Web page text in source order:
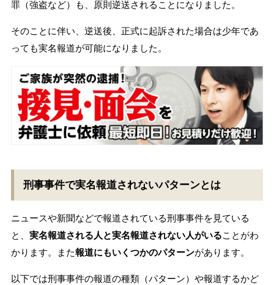
罪（強盗など）も、原則逆送されることになりました。
そのことに伴い、逆送後、正式に起訴された場合は少年であ
っても実名報道が可能になりました。
刑事事件で実名報道されないパターンとは
ニュースや新聞などで報道されている刑事事件を見ている
と、 実名報道される人と実名報道されない人がいることがわ
かります。また報道にもいくつかのパターンがあります。
以下では刑事事件の報道の種類（パターン）や報道するかど